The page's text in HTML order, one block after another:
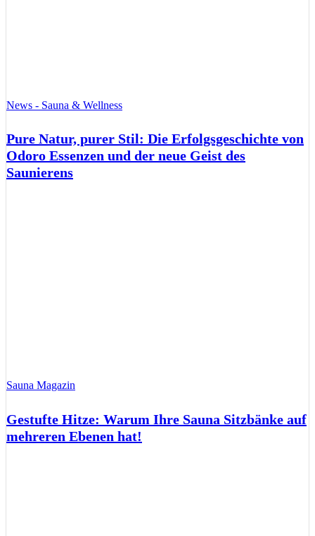
News - Sauna & Wellness
Pure Natur, purer Stil: Die Erfolgsgeschichte von
Odoro Essenzen und der neue Geist des
Saunierens
Sauna Magazin
Gestufte Hitze: Warum Ihre Sauna Sitzbänke auf
mehreren Ebenen hat!